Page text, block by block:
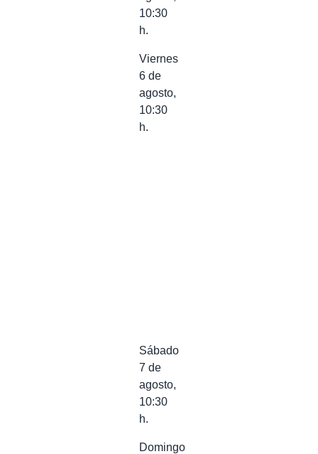
10:30
h.
Viernes
6 de
agosto,
10:30
h.
Sábado
7 de
agosto,
10:30
h.
Domingo